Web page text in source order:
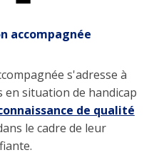
accompagnée
s'adresse à
en situation de handicap
de qualité
le cadre de leur